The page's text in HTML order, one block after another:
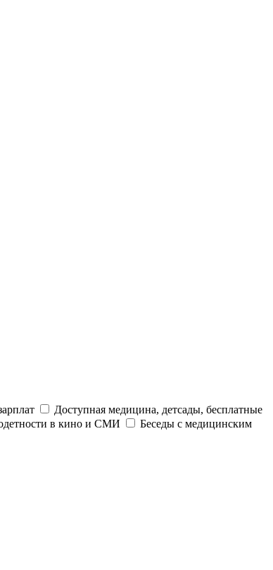
Доступная медицина, детсады, бесплатные
в кино и СМИ
Беседы с медицинским